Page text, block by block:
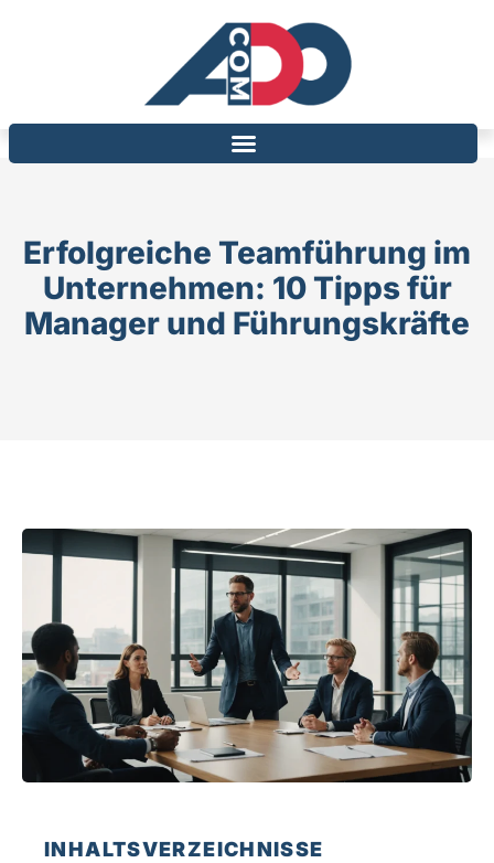
Erfolgreiche Teamführung im
Unternehmen: 10 Tipps für
Manager und Führungskräfte
INHALTSVERZEICHNISSE